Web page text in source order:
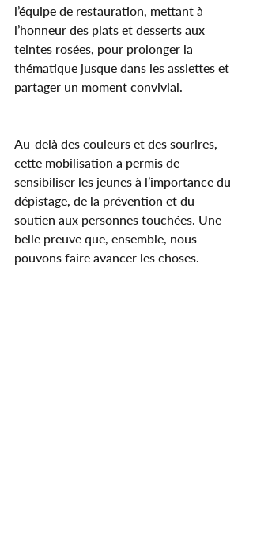
l’équipe de restauration, mettant à
l’honneur des plats et desserts aux
teintes rosées, pour prolonger la
thématique jusque dans les assiettes et
partager un moment convivial.
Au-delà des couleurs et des sourires,
cette mobilisation a permis de
sensibiliser les jeunes à l’importance du
dépistage, de la prévention et du
soutien aux personnes touchées. Une
belle preuve que, ensemble, nous
pouvons faire avancer les choses.